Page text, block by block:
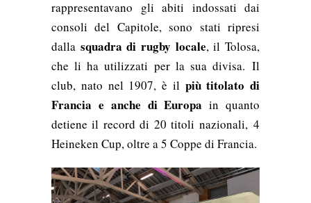
rappresentavano gli abiti indossati dai
consoli del Capitole, sono stati ripresi
dalla squadra di rugby locale, il Tolosa,
che li ha utilizzati per la sua divisa. Il
club, nato nel 1907, è il più titolato di
Francia e anche di Europa in quanto
detiene il record di 20 titoli nazionali, 4
Heineken Cup, oltre a 5 Coppe di Francia.